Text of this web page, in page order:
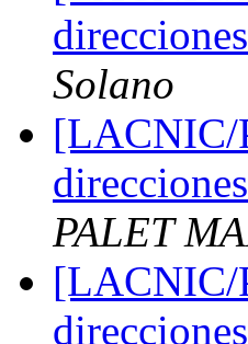
Solano
[LACNIC/
PALET
[LACNIC/